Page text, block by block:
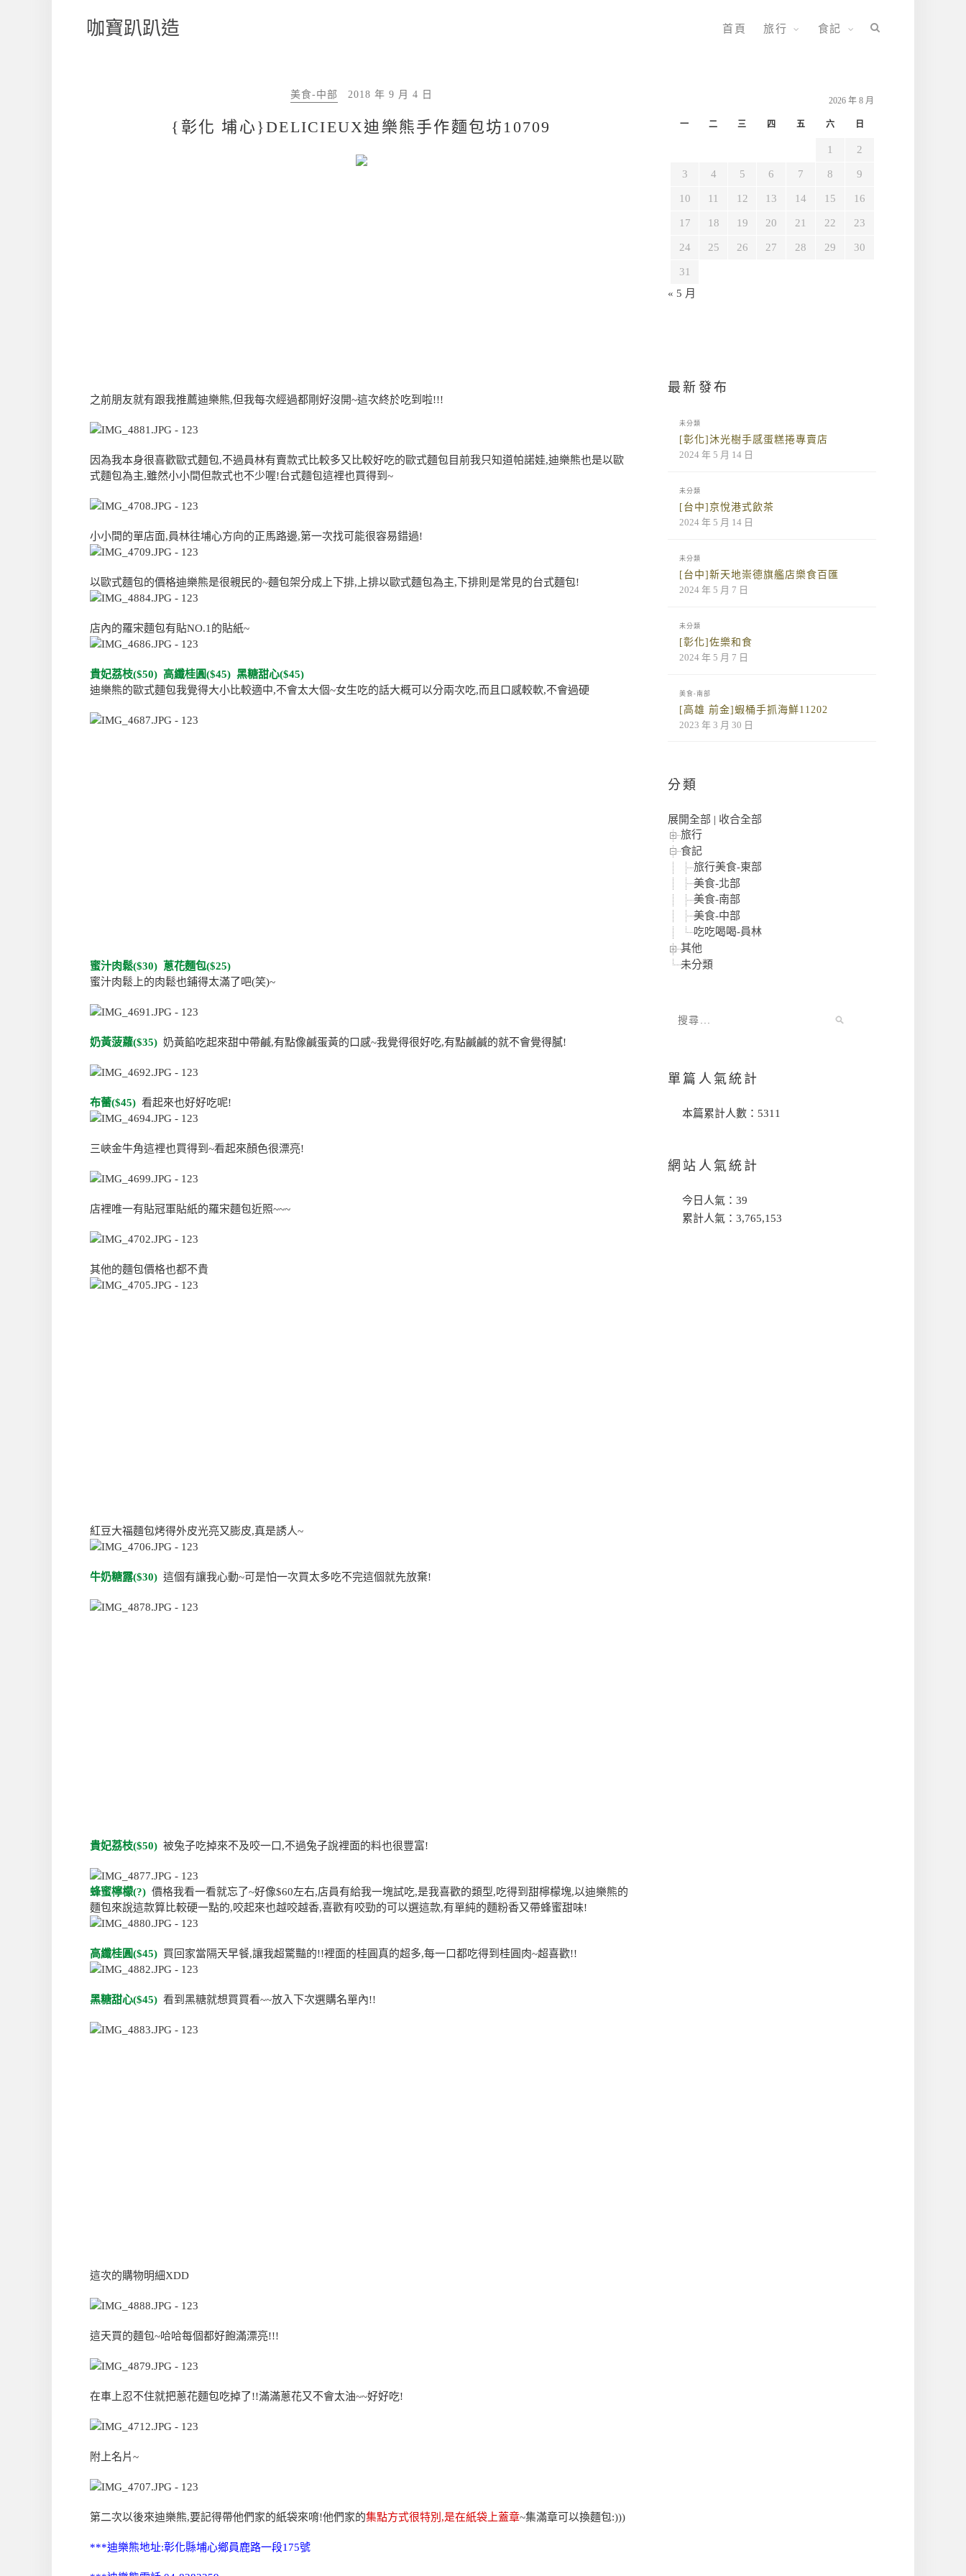
咖寶趴趴造 首頁 旅行 食記
美食-中部 2018 年 9 月 4 日
{彰化 埔心}DELICIEUX迪樂熊手作麵包坊10709
之前朋友就有跟我推薦迪樂熊,但我每次經過都剛好沒開~這次終於吃到啦!!!
因為我本身很喜歡歐式麵包,不過員林有賣款式比較多又比較好吃的歐式麵包目前我只知道帕諾娃,迪樂熊也是以歐
式麵包為主,雖然小小間但款式也不少喔!台式麵包這裡也買得到~
小小間的單店面,員林往埔心方向的正馬路邊,第一次找可能很容易錯過!
以歐式麵包的價格迪樂熊是很親民的~麵包架分成上下排,上排以歐式麵包為主,下排則是常見的台式麵包!
店內的羅宋麵包有貼NO.1的貼紙~
貴妃荔枝($50) 高纖桂圓($45) 黑糖甜心($45)
迪樂熊的歐式麵包我覺得大小比較適中,不會太大個~女生吃的話大概可以分兩次吃,而且口感較軟,不會過硬
蜜汁肉鬆($30) 蔥花麵包($25)
蜜汁肉鬆上的肉鬆也鋪得太滿了吧(笑)~
奶黃菠蘿($35) 奶黃餡吃起來甜中帶鹹,有點像鹹蛋黃的口感~我覺得很好吃,有點鹹鹹的就不會覺得膩!
布蕾($45) 看起來也好好吃呢!
三峽金牛角這裡也買得到~看起來顏色很漂亮!
店裡唯一有貼冠軍貼紙的羅宋麵包近照~~~
其他的麵包價格也都不貴
紅豆大福麵包烤得外皮光亮又膨皮,真是誘人~
牛奶糖露($30) 這個有讓我心動~可是怕一次買太多吃不完這個就先放棄!
貴妃荔枝($50) 被兔子吃掉來不及咬一口,不過兔子說裡面的料也很豐富!
蜂蜜檸檬(?) 價格我看一看就忘了~好像$60左右,店員有給我一塊試吃,是我喜歡的類型,吃得到甜檸檬塊,以迪樂熊的
麵包來說這款算比較硬一點的,咬起來也越咬越香,喜歡有咬勁的可以選這款,有單純的麵粉香又帶蜂蜜甜味!
高纖桂圓($45) 買回家當隔天早餐,讓我超驚豔的!!裡面的桂圓真的超多,每一口都吃得到桂圓肉~超喜歡!!
黑糖甜心($45) 看到黑糖就想買買看~~放入下次選購名單內!!
這次的購物明細XDD
這天買的麵包~哈哈每個都好飽滿漂亮!!!
在車上忍不住就把蔥花麵包吃掉了!!滿滿蔥花又不會太油~~好好吃!
附上名片~
第二次以後來迪樂熊,要記得帶他們家的紙袋來唷!他們家的集點方式很特別,是在紙袋上蓋章~集滿章可以換麵包:)))
***迪樂熊地址:彰化縣埔心鄉員鹿路一段175號
2026 年 8 月
一 二 三 四 五 六 日
1 2
3 4 5 6 7 8 9
10 11 12 13 14 15 16
17 18 19 20 21 22 23
24 25 26 27 28 29 30
31
« 5 月
最新發布
未分類
[彰化]沐光樹手感蛋糕捲專賣店
2024 年 5 月 14 日
未分類
[台中]京悅港式飲茶
2024 年 5 月 14 日
未分類
[台中]新天地崇德旗艦店樂食百匯
2024 年 5 月 7 日
未分類
[彰化]佐樂和食
2024 年 5 月 7 日
美食-南部
[高雄 前金]蝦桶手抓海鮮11202
2023 年 3 月 30 日
分類
展開全部 | 收合全部
旅行
食記
旅行美食-東部
美食-北部
美食-南部
美食-中部
吃吃喝喝-員林
其他
未分類
單篇人氣統計
本篇累計人數： 5311
網站人氣統計
今日人氣： 39
累計人氣： 3,765,153